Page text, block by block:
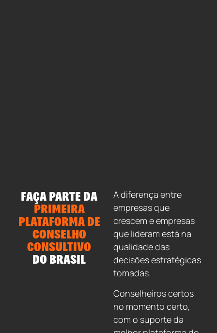
FAÇA PARTE DA
PRIMEIRA
PLATAFORMA DE
CONSELHO
CONSULTIVO
DO BRASIL
A diferença entre
empresas que
crescem e empresas
que lideram está na
qualidade das
decisões estratégicas
tomadas.
Conselheiros certos
no momento certo,
com o suporte da